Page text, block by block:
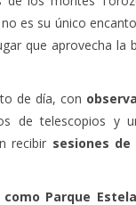
es su único
que aprovecha la
de día, con
de telescopios y
recibir sesiones
Parque